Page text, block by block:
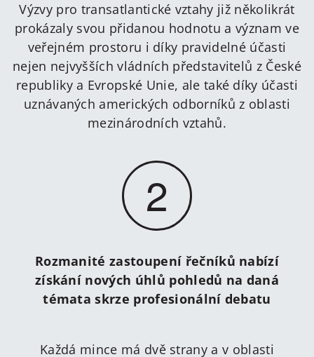
Výzvy pro transatlantické vztahy již několikrát
prokázaly svou přidanou hodnotu a význam ve
veřejném prostoru i díky pravidelné účasti
nejen nejvyšších vládních představitelů z České
republiky a Evropské Unie, ale také díky účasti
uznávaných amerických odborníků z oblasti
mezinárodních vztahů.
2
Rozmanité zastoupení řečníků nabízí
získání nových úhlů pohledů na daná
témata skrze profesionální debatu
Každá mince má dvě strany a v oblasti